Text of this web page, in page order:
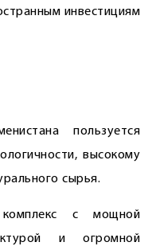
инвестициям
пользуется
высокому
сырья.
комплекс с мощной
и огромной